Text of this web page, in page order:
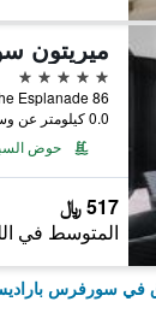
5 نجوم
0.0 كيلومتر عن وسط المدينة
حوض
517 ﷼
المتوسط في
في سورفرس